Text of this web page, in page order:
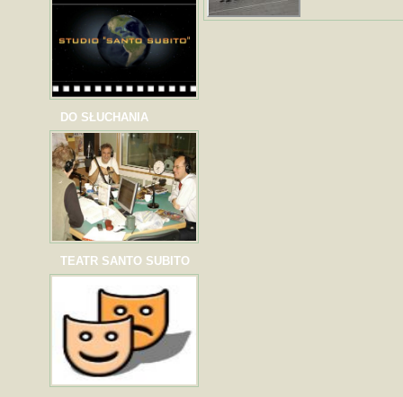
DO SŁUCHANIA
TEATR SANTO SUBITO